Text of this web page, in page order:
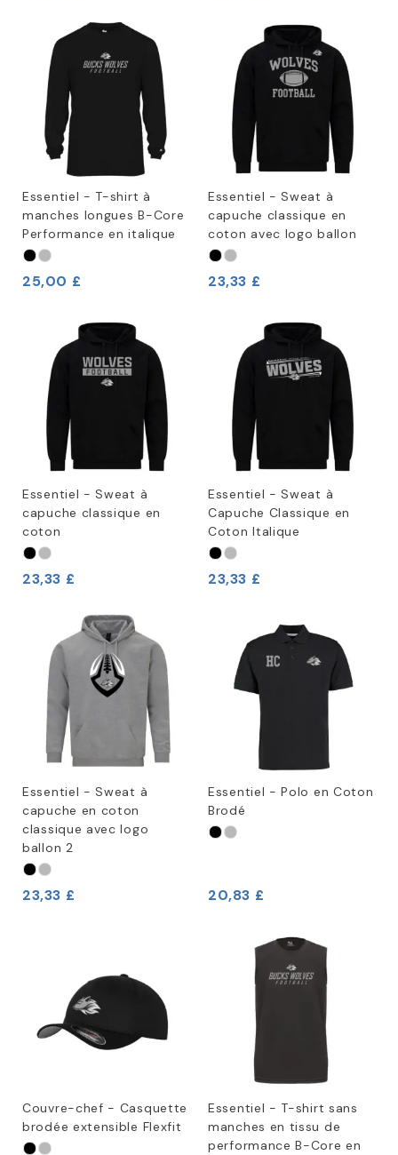
Essentiel - T-shirt à
manches longues B-Core
Performance en italique
25,00 £
Essentiel - Sweat à
capuche classique en
coton avec logo ballon
23,33 £
Essentiel - Sweat à
capuche classique en
coton
23,33 £
Essentiel - Sweat à
Capuche Classique en
Coton Italique
23,33 £
Essentiel - Sweat à
capuche en coton
classique avec logo
ballon 2
23,33 £
Essentiel - Polo en Coton
Brodé
20,83 £
Couvre-chef - Casquette
brodée extensible Flexfit
Essentiel - T-shirt sans
manches en tissu de
performance B-Core en